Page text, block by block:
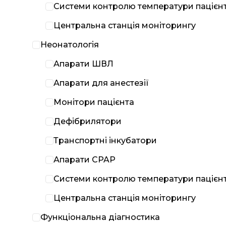
Системи контролю температури
Центральна станція моніторингу
Неонатологія
Апарати ШВЛ
Апарати для анестезії
Монітори пацієнта
Дефібрилятори
Транспортні інкубатори
Апарати CPAP
Системи контролю температури
Центральна станція моніторингу
Функціональна діагностика